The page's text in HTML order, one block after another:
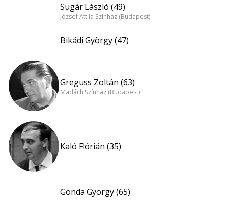
Sugár László (49)
József Attila Színház (Budapest)
Bikádi György (47)
Greguss Zoltán (63)
Madách Színház (Budapest)
Kaló Flórián (35)
Gonda György (65)